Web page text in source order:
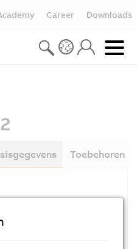
Career Downloads
Toebehoren